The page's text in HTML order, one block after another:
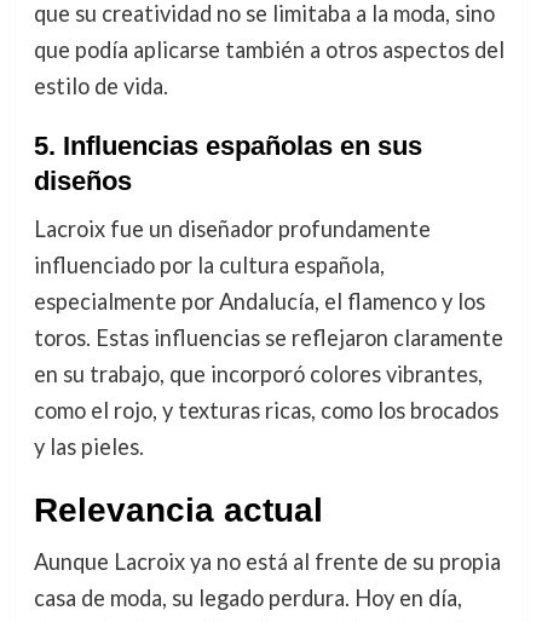
que su creatividad no se limitaba a la moda, sino
que podía aplicarse también a otros aspectos del
estilo de vida.
5. Influencias españolas en sus
diseños
Lacroix fue un diseñador profundamente
influenciado por la cultura española,
especialmente por Andalucía, el flamenco y los
toros. Estas influencias se reflejaron claramente
en su trabajo, que incorporó colores vibrantes,
como el rojo, y texturas ricas, como los brocados
y las pieles.
Relevancia actual
Aunque Lacroix ya no está al frente de su propia
casa de moda, su legado perdura. Hoy en día,